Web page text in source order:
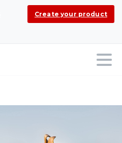
Create your product